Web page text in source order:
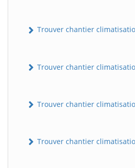
Trouver chantier
Trouver chantier
Trouver chantier
Trouver chantier
B Assistant en ligne